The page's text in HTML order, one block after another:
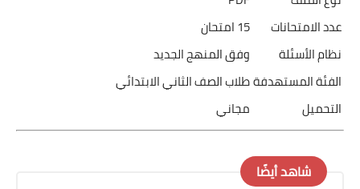
عدد الامتحانات
15 امتحان
نظام الأسئلة
وفق المنهج الجديد
الفئة المستهدفةطلاب الصف الثاني الابتدائي
التحميل
مجاني
شاهد أيضًا